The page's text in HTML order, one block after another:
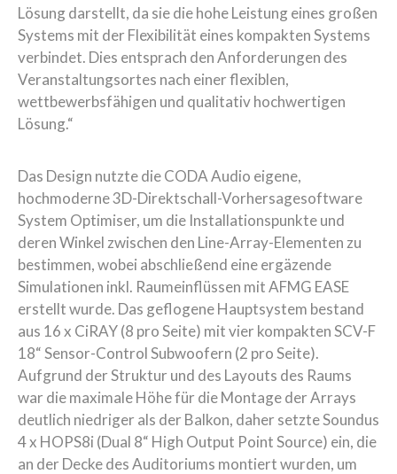
Lösung darstellt, da sie die hohe Leistung eines großen
Systems mit der Flexibilität eines kompakten Systems
verbindet. Dies entsprach den Anforderungen des
Veranstaltungsortes nach einer flexiblen,
wettbewerbsfähigen und qualitativ hochwertigen
Lösung.“
Das Design nutzte die CODA Audio eigene,
hochmoderne 3D-Direktschall-Vorhersagesoftware
System Optimiser, um die Installationspunkte und
deren Winkel zwischen den Line-Array-Elementen zu
bestimmen, wobei abschließend eine ergäzende
Simulationen inkl. Raumeinflüssen mit AFMG EASE
erstellt wurde. Das geflogene Hauptsystem bestand
aus 16 x CiRAY (8 pro Seite) mit vier kompakten SCV-F
18“ Sensor-Control Subwoofern (2 pro Seite).
Aufgrund der Struktur und des Layouts des Raums
war die maximale Höhe für die Montage der Arrays
deutlich niedriger als der Balkon, daher setzte Soundus
4 x HOPS8i (Dual 8“ High Output Point Source) ein, die
an der Decke des Auditoriums montiert wurden, um